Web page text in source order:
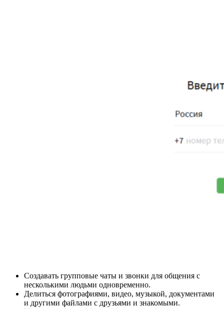
Создавать групповые чаты и звонки для общения с
несколькими людьми одновременно.
Делиться фотографиями, видео, музыкой, документами
и другими файлами с друзьями и знакомыми.